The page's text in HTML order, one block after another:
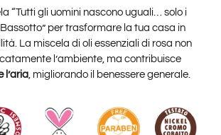
“Tutti gli uomini nascono uguali… solo i
per trasformare la tua casa in
La miscela di oli essenziali di rosa non
l’ambiente, ma contribuisce
l’aria , migliorando il benessere generale.